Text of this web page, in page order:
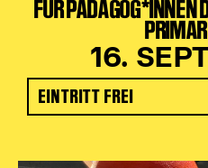
FÜR PÄDAGOG*INNEN
16.
EINTRITT FREI